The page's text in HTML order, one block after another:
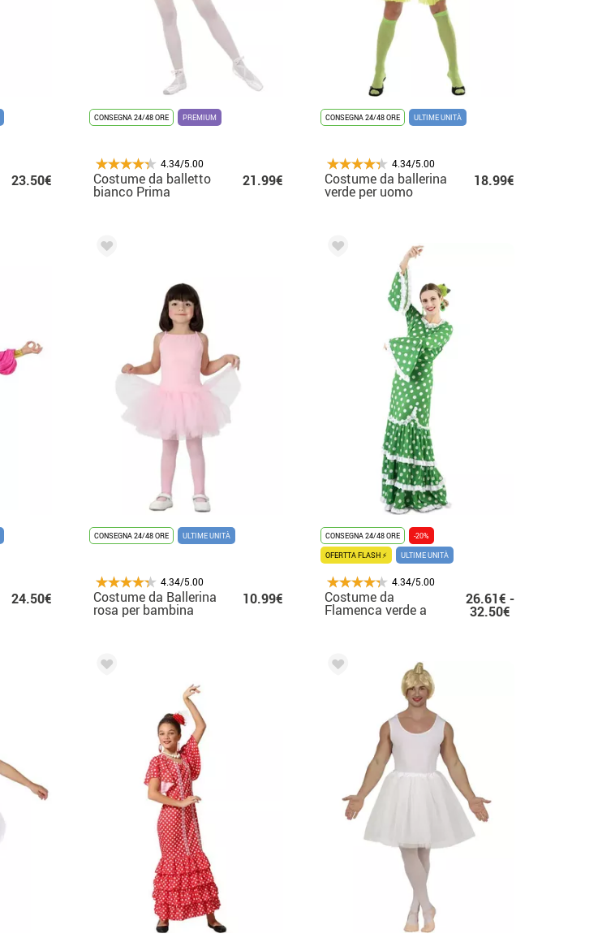
23.50€
CONSEGNA 24/48 ORE PREMIUM
4.34/5.00
Costume da balletto
bianco Prima
21.99€
CONSEGNA 24/48 ORE ULTIME UNITÀ
4.34/5.00
Costume da ballerina
verde per uomo
18.99€
24.50€
CONSEGNA 24/48 ORE ULTIME UNITÀ
4.34/5.00
Costume da Ballerina
rosa per bambina
10.99€
CONSEGNA 24/48 ORE
-20%
OFERTTA FLASH ⚡
ULTIME UNITÀ
4.34/5.00
Costume da
Flamenca verde a
26.61€ -
32.50€